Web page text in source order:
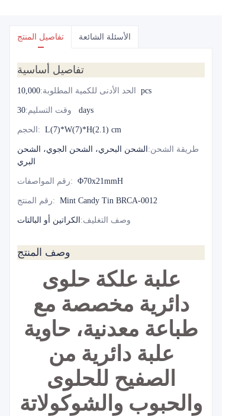
تفاصيل المنتج الأسئلة الشائعة
تفاصيل أساسية
الحد الأدنى للكمية المطلوبة: 10,000pcs
وقت التسليم: 30 days
الحجم : L(7)*W(7)*H(2.1) cm
طريقة الشحن: الشحن البحري، الشحن الجوي، الشحن
البري
رقم المواصفات: Φ70x21mmH
رقم المنتج: Mint Candy Tin BRCA-0012
وصف التغليف: الكراتين أو البالتات
وصف المنتج
علبة علكة حلوى
دائرية مخصصة مع
طباعة معدنية، حاوية
علبة دائرية من
الصفيح للحلوى
والحبوب والشوكولاتة